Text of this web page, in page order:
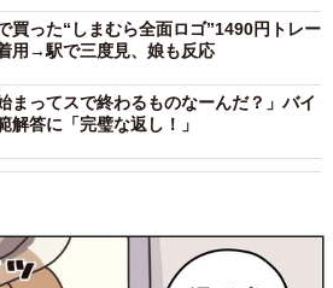
買った“しまむら全面ロゴ”1490円トレー
用→駅で三度見、娘も反応
まってスで終わるものなーんだ？」バイ
解答に「完璧な返し！」